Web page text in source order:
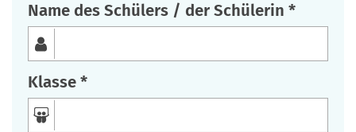
Name des Schülers / der Schülerin *
Klasse *